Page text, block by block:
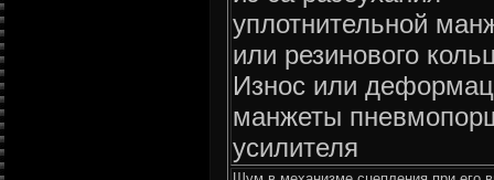
уплотнительной
или резинового
Износ или
манжеты
усилителя